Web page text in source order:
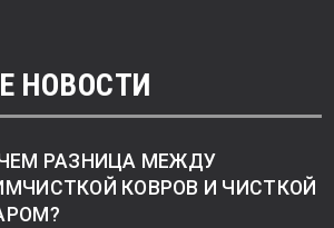
НОВОСТИ
РАЗНИЦА МЕЖДУ
КОВРОВ И ЧИСТКОЙ